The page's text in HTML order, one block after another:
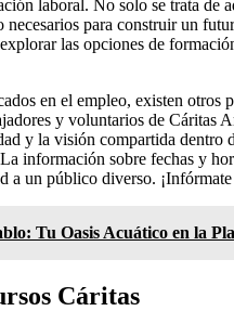
laboral. No solo se trata de
para construir un
las opciones de
en el empleo, existen otros
y voluntarios de Cáritas
y la visión compartida dentro
información sobre fechas y
a un público diverso.
Tu Oasis Acuático en la
Cáritas